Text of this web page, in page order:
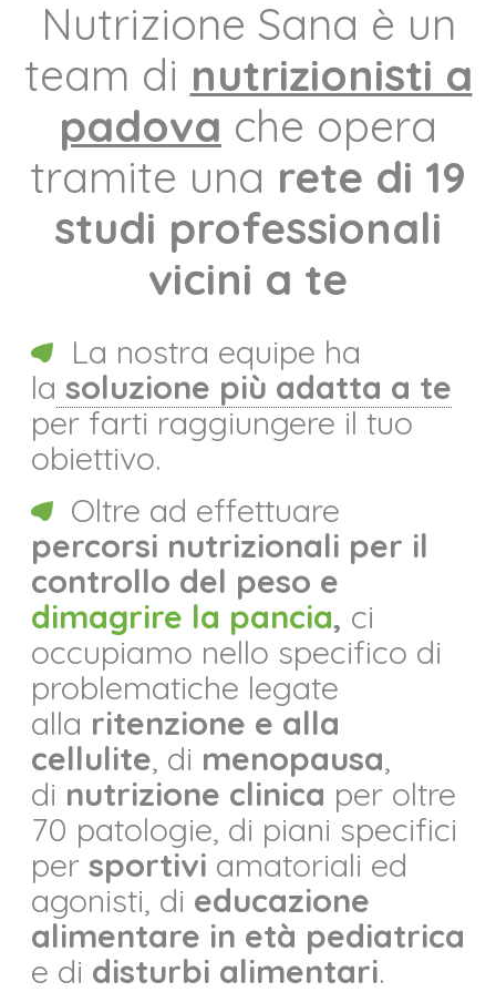
Nutrizione Sana è un
team di nutrizionisti a
padova che opera
tramite una rete di 19
studi professionali
vicini a te
La nostra equipe ha
la soluzione più adatta a te
per farti raggiungere il tuo
obiettivo.
Oltre ad effettuare
percorsi nutrizionali per il
controllo del peso e
dimagrire la pancia, ci
occupiamo nello specifico di
problematiche legate
alla ritenzione e alla
cellulite, di menopausa,
di nutrizione clinica per oltre
70 patologie, di piani specifici
per sportivi amatoriali ed
agonisti, di educazione
alimentare in età pediatrica
e di disturbi alimentari.